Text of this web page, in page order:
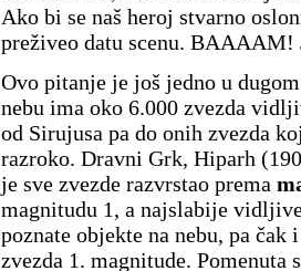
Ako bi se naš heroj stvarno
preživeo datu scenu. BAAAAM!
Ovo pitanje je još jedno u
nebu ima oko 6.000 zvezda
od Sirujusa pa do onih zvezda
razroko. Dravni Grk, Hiparh
je sve zvezde razvrstao prema
magnitudu 1, a najslabije
poznate objekte na nebu, pa
zvezda 1. magnitude.